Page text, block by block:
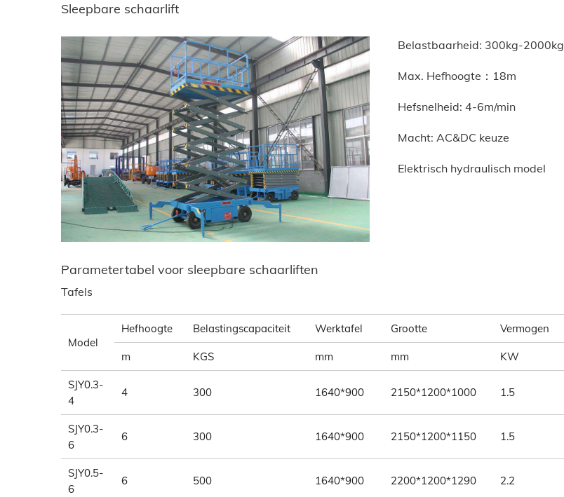
Sleepbare schaarlift
Belastbaarheid: 300kg-2000kg
Max. Hefhoogte：18m
Hefsnelheid: 4-6m/min
Macht: AC&DC keuze
Elektrisch hydraulisch model
Parametertabel voor sleepbare schaarliften
Tafels
Model
Hefhoogte Belastingscapaciteit Werktafel Grootte Vermogen
m KGS mm mm KW
SJY0.3-
4
4 300 1640*900 2150*1200*1000 1.5
SJY0.3-
6
6 300 1640*900 2150*1200*1150 1.5
SJY0.5-
6
6 500 1640*900 2200*1200*1290 2.2